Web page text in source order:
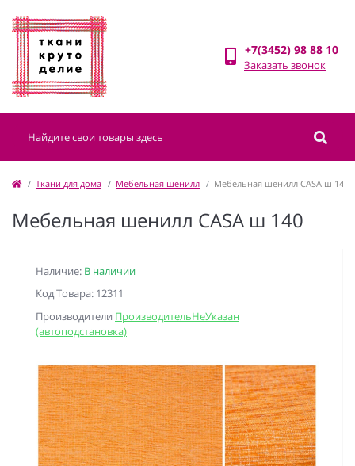
+7(3452) 98 88 10
Заказать звонок
Ткани для дома Мебельная шенилл Мебельная шенилл CASA ш 140
Мебельная шенилл CASA ш 140
Наличие: В наличии
Код Товара: 12311
Производители ПроизводительНеУказан
(автоподстановка)